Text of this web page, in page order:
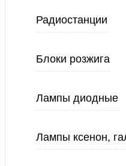
Радиостанции
Блоки розжига
Лампы диодные
Лампы ксенон,